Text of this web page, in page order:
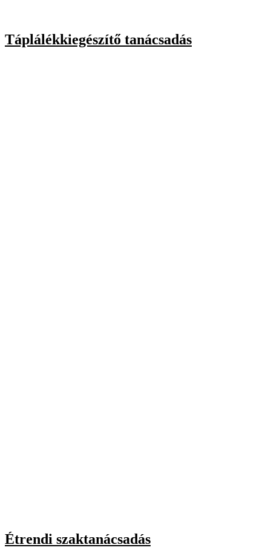
Táplálékkiegészítő tanácsadás
Étrendi szaktanácsadás